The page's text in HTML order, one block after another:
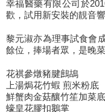
幸福醫藥有限公司於
歡，試用新安裝的靚音
黎元淑亦為理事試食會
餘位，捧場者眾，是晚菜
花祺參燉豬腱鷓鴣
上湯焗花竹蝦 煎米粉底
鮮蟹肉金菇釀竹笙加菜底
蠔皇花膠扣鵝掌